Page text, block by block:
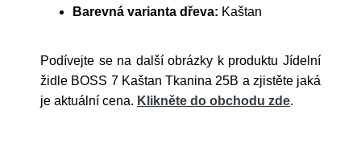
Barevná varianta dřeva: Kaštan
Podívejte se na další obrázky k produktu Jídelní
židle BOSS 7 Kaštan Tkanina 25B a zjistěte jaká
je aktuální cena. Klikněte do obchodu zde.